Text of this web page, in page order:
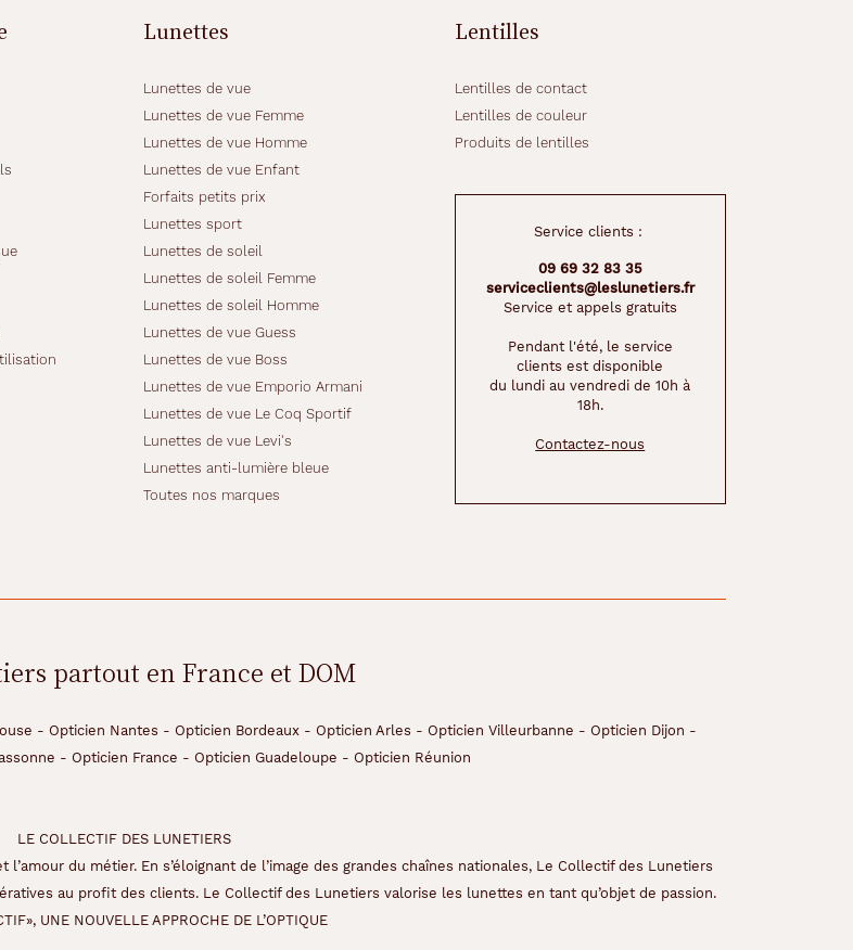
Lunettes
Lunettes de vue
Lunettes de vue Femme
Lunettes de vue Homme
Lunettes de vue Enfant
Forfaits petits prix
Lunettes sport
Lunettes de soleil
Lunettes de soleil Femme
Lunettes de soleil Homme
Lunettes de vue Guess
Lunettes de vue Boss
Lunettes de vue Emporio Armani
Lunettes de vue Le Coq Sportif
Lunettes de vue Levi's
Lunettes anti-lumière bleue
Toutes nos marques
Lentilles
Lentilles de contact
Lentilles de couleur
Produits de lentilles
Service clients :
09 69 32 83 35
serviceclients@leslunetiers.fr
Service et appels gratuits
Pendant l'été, le service
clients est disponible
du lundi au vendredi de 10h à
18h.
Contactez-nous
partout en France et DOM
- Opticien Nantes - Opticien Bordeaux - Opticien Arles - Opticien Villeurbanne - Opticien Dijon -
- Opticien France - Opticien Guadeloupe - Opticien Réunion
LE COLLECTIF DES LUNETIERS
du métier. En s’éloignant de l’image des grandes chaînes nationales, Le Collectif des Lunetiers
au profit des clients. Le Collectif des Lunetiers valorise les lunettes en tant qu’objet de passion.
UNE NOUVELLE APPROCHE DE L’OPTIQUE